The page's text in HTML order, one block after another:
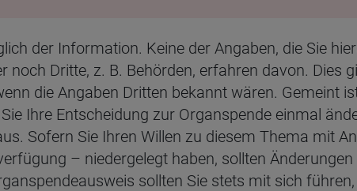
der Information. Keine der Angaben, die Sie
noch Dritte, z. B. Behörden, erfahren davon. Dies
die Angaben Dritten bekannt wären. Gemeint
Ihre Entscheidung zur Organspende einmal
Sofern Sie Ihren Willen zu diesem Thema mit
– niedergelegt haben, sollten
sollten Sie stets mit sich